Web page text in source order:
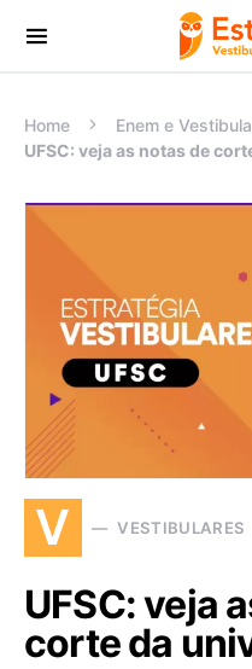
Procurar:
Home Enem e
UFSC: veja as notas de
V VESTIBULARES
UFSC: veja
corte da